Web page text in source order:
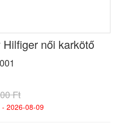
női karkötő
Ft
2026-08-09